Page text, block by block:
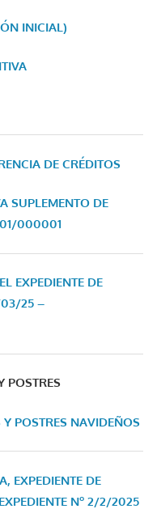
INICIAL)
DE CRÉDITOS
SUPLEMENTO DE
000001
EXPEDIENTE DE
03/25 –
POSTRES
POSTRES NAVIDEÑOS
EXPEDIENTE DE
Nº 2/2/2025